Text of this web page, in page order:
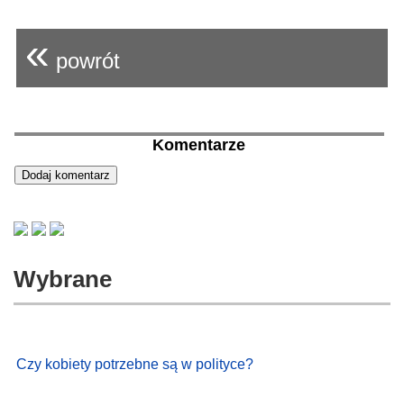
« powrót
Komentarze
Wybrane
Czy kobiety potrzebne są w polityce?